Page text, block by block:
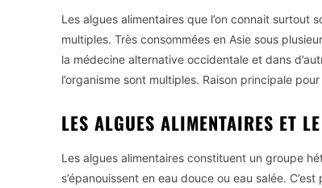
Les algues alimentaires que l’on connait surtout
multiples. Très consommées en Asie sous
la médecine alternative occidentale et dans
l’organisme sont multiples. Raison principale
LES ALGUES ALIMENTAIRES ET
Les algues alimentaires constituent un groupe
s’épanouissent en eau douce ou eau salée.